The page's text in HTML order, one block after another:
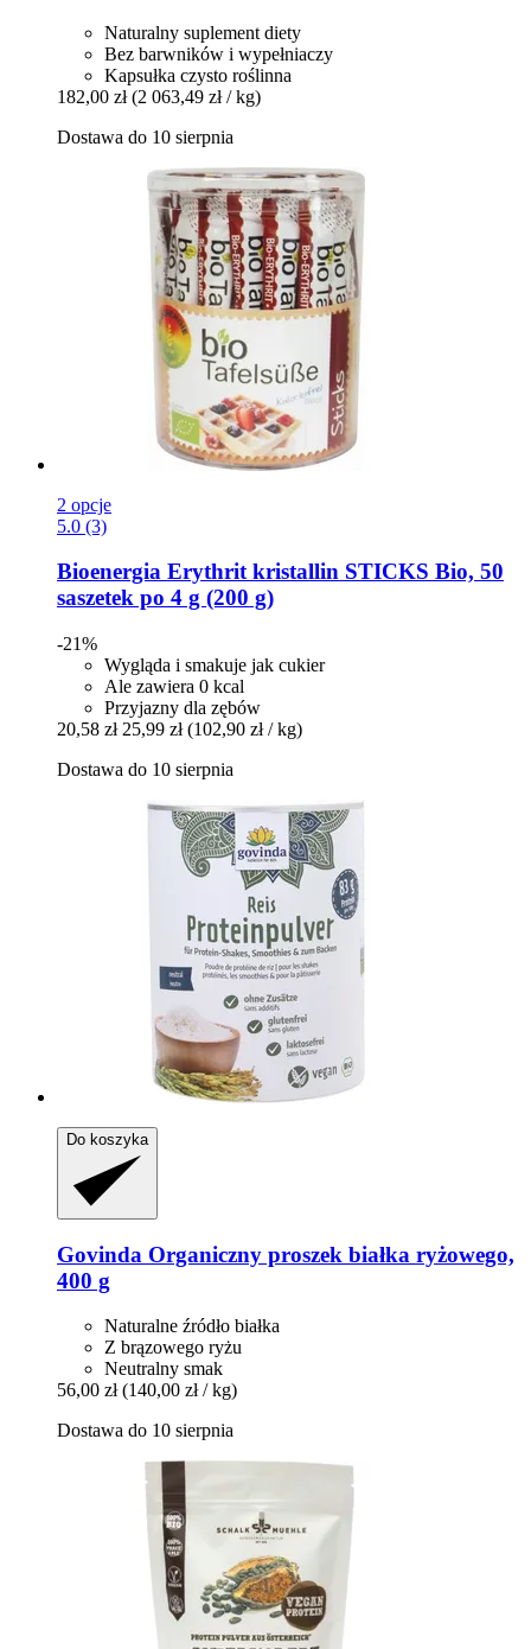
Naturalny suplement diety
Bez barwników i wypełniaczy
Kapsułka czysto roślinna
182,00 zł (2 063,49 zł / kg)
Dostawa do 10 sierpnia
2 opcje
5.0 (3)
Bioenergia Erythrit kristallin STICKS Bio, 50
saszetek po 4 g (200 g)
-21%
Wygląda i smakuje jak cukier
Ale zawiera 0 kcal
Przyjazny dla zębów
20,58 zł 25,99 zł (102,90 zł / kg)
Dostawa do 10 sierpnia
Do koszyka
Govinda Organiczny proszek białka ryżowego,
400 g
Naturalne źródło białka
Z brązowego ryżu
Neutralny smak
56,00 zł (140,00 zł / kg)
Dostawa do 10 sierpnia